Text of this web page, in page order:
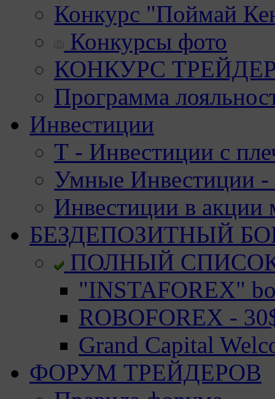
Конкурс "Поймай
Конкурсы фото
КОНКУРС
Программа
Инвестиции
Т - Инвестиции с
Умные Инвестиции -
Инвестиции в акции
БЕЗДЕПОЗИТНЫЙ
ПОЛНЫЙ
"INSTAFOREX"
ROBOFOREX -
Grand Capital
ФОРУМ ТРЕЙДЕРОВ